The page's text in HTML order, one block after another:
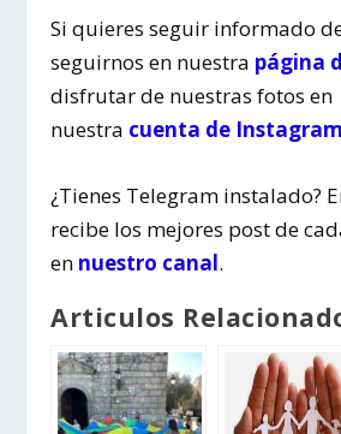
Si quieres seguir informado
seguirnos en nuestra página
disfrutar de nuestras fotos en
nuestra cuenta de Instagram
¿Tienes Telegram instalado?
recibe los mejores post de
en nuestro canal.
Articulos